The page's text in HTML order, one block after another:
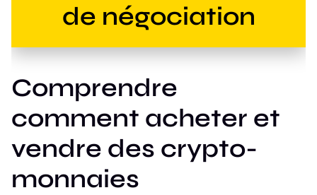
de négociation
Comprendre
comment acheter et
vendre des crypto-
monnaies